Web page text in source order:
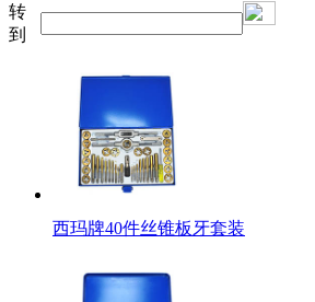
转
到
西玛牌40件丝锥板牙套装